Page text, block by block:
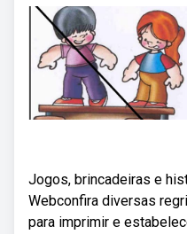
Jogos, brincadeiras e
Webconfira diversas
para imprimir e